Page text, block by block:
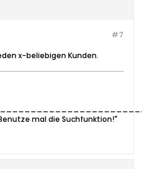
#7
x-beliebigen Kunden.
mal die Suchfunktion!"